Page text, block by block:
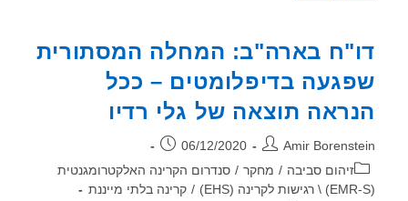
דור
2
ו3
בסלולר
יסגרו
בארה"ב: המחלה המסתורית
בדיפלומטים – ככל
תוצאה של גלי רדיו
Amir פורסם:
06/12/2020
זיהום סביבה / מחקר / סנדרום הקרינה האלקטרומגנטית
/ קרינה בלתי מייננת